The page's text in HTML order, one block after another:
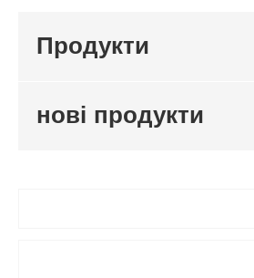
Продукти
нові продукти